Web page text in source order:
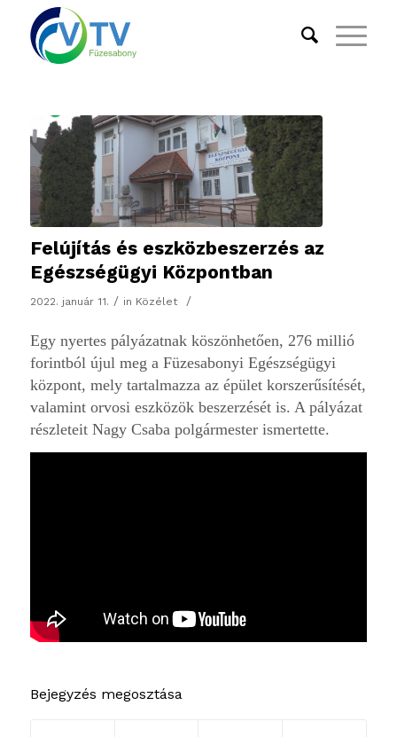
Felújítás és eszközbeszerzés az
Egészségügyi Központban
2022. január 11. / in Közélet /
Egy nyertes pályázatnak köszönhetően, 276 millió
forintból újul meg a Füzesabonyi Egészségügyi
központ, mely tartalmazza az épület korszerűsítését,
valamint orvosi eszközök beszerzését is. A pályázat
részleteit Nagy Csaba polgármester ismertette.
Bejegyzés megosztása